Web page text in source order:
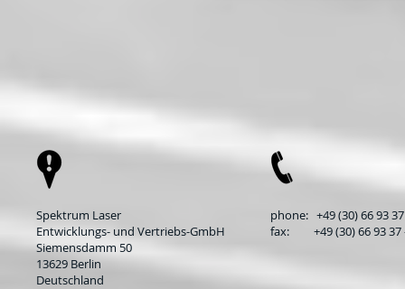
Spektrum Laser
Entwicklungs- und Vertriebs-GmbH
Siemensdamm 50
13629 Berlin
Deutschland
phone: +49 (30) 66 93
fax: +49 (30) 66 93 37